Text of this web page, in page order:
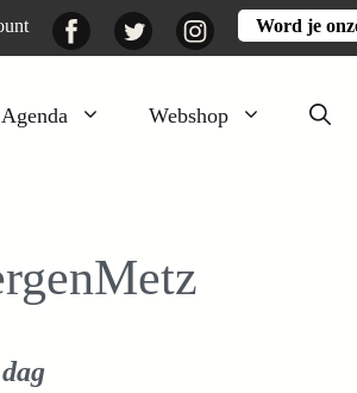
FacebookTwitter InstagramWord je
Agenda Webshop
Activiteiten